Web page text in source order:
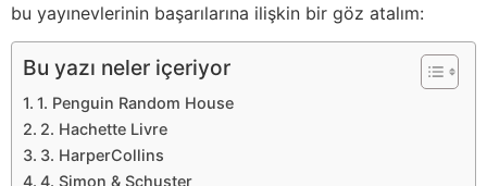
bu yayınevlerinin başarılarına ilişkin bir göz atalım:
Bu yazı neler içeriyor
1. Penguin Random House
2. Hachette Livre
3. HarperCollins
4. Simon & Schuster